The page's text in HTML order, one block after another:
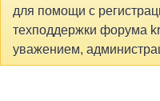
для помощи с
техподдержки форума
уважением,